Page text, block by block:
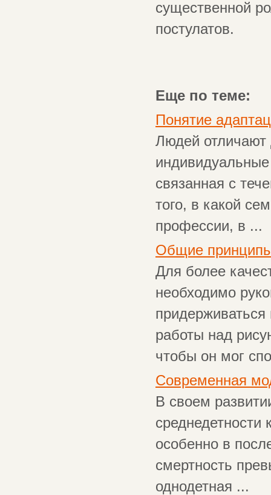
существенной
постулатов.
Еще по теме:
Понятие
Людей отличают
связанная с
того, в какой
профессии, в ...
Общие
Для более
необходимо
работы над
чтобы он мог
Современная
В своем
среднедетности
особенно в
смертность
однодетная ...